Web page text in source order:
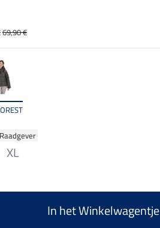
Raadgever
XL
69,90 €
In het Winkelwagentje